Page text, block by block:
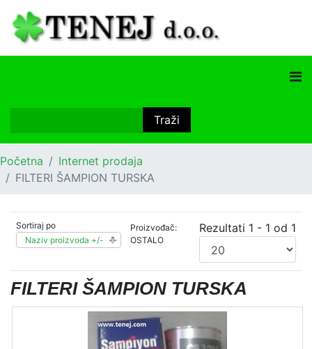
Početna
Internet prodaja
FILTERI ŠAMPION TURSKA
Sortiraj po
Naziv proizvoda +/-
Proizvođač:
OSTALO
Rezultati 1 - 1 od 1
FILTERI ŠAMPION TURSKA